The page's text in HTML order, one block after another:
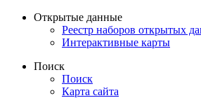
Открытые данные
Реестр наборов открытых
Интерактивные карты
Поиск
Поиск
Карта сайта